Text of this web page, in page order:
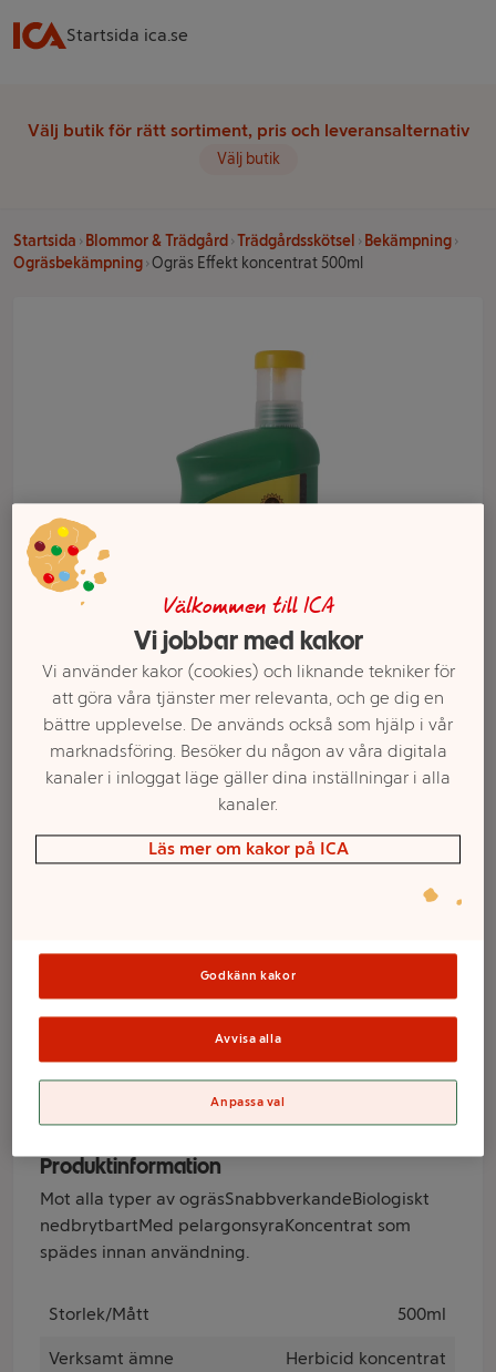
Startsida ica.se
Välj butik för rätt sortiment, pris och leveransalternativ
Välj butik
Startsida Blommor & Trädgård Trädgårdsskötsel
Bekämpning
Ogräsbekämpning Ogräs Effekt koncentrat 500ml
Ogräs Effekt
koncentrat 500ml
Varumärke
Produktinformation
Mot alla typer av ogräsSnabbverkandeBiologiskt
nedbrytbartMed pelargonsyraKoncentrat som
spädes innan användning.
Storlek/Mått 500ml
Verksamt ämne Herbicid koncentrat
Välj butik och handla
Sortimentet kan variera mellan butikerna
Välkommen till ICA
Vi jobbar med kakor
Vi använder kakor (cookies) och liknande tekniker för
att göra våra tjänster mer relevanta, och ge dig en
bättre upplevelse. De används också som hjälp i vår
marknadsföring. Besöker du någon av våra digitala
kanaler i inloggat läge gäller dina inställningar i alla
kanaler.
Läs mer om kakor på ICA
Godkänn kakor
Avvisa alla
Anpassa val